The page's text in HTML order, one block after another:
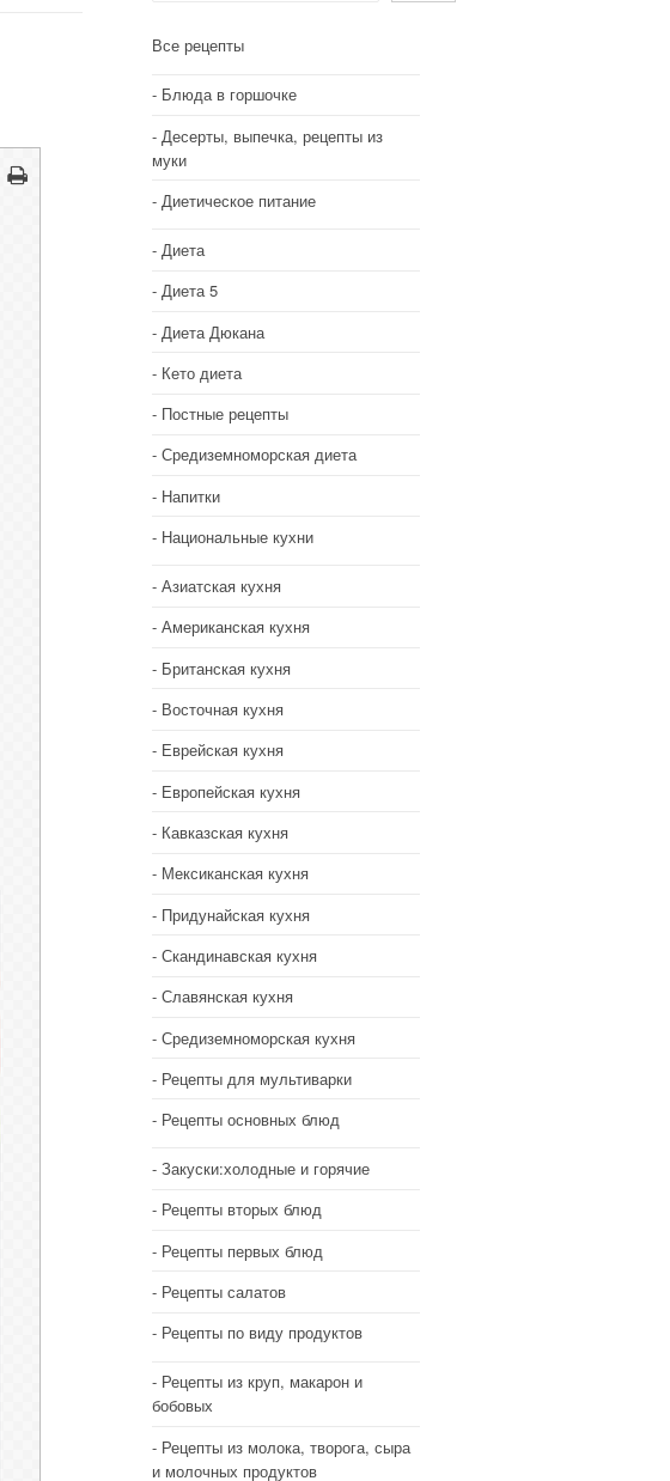
Все рецепты
Блюда в горшочке
Десерты, выпечка, рецепты из
муки
Диетическое питание
Диета
Диета 5
Диета Дюкана
Кето диета
Постные рецепты
Средиземноморская диета
Напитки
Национальные кухни
Азиатская кухня
Американская кухня
Британская кухня
Восточная кухня
Еврейская кухня
Европейская кухня
Кавказская кухня
Мексиканская кухня
Придунайская кухня
Скандинавская кухня
Славянская кухня
Средиземноморская кухня
Рецепты для мультиварки
Рецепты основных блюд
Закуски:холодные и горячие
Рецепты вторых блюд
Рецепты первых блюд
Рецепты салатов
Рецепты по виду продуктов
Рецепты из круп, макарон и
бобовых
Рецепты из молока, творога, сыра
и молочных продуктов